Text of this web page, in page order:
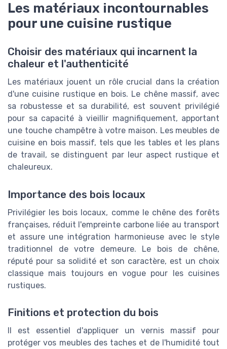
Les matériaux incontournables
pour une cuisine rustique
Choisir des matériaux qui incarnent la
chaleur et l'authenticité
Les matériaux jouent un rôle crucial dans la création
d'une cuisine rustique en bois. Le chêne massif, avec
sa robustesse et sa durabilité, est souvent privilégié
pour sa capacité à vieillir magnifiquement, apportant
une touche champêtre à votre maison. Les meubles de
cuisine en bois massif, tels que les tables et les plans
de travail, se distinguent par leur aspect rustique et
chaleureux.
Importance des bois locaux
Privilégier les bois locaux, comme le chêne des forêts
françaises, réduit l'empreinte carbone liée au transport
et assure une intégration harmonieuse avec le style
traditionnel de votre demeure. Le bois de chêne,
réputé pour sa solidité et son caractère, est un choix
classique mais toujours en vogue pour les cuisines
rustiques.
Finitions et protection du bois
Il est essentiel d'appliquer un vernis massif pour
protéger vos meubles des taches et de l'humidité tout